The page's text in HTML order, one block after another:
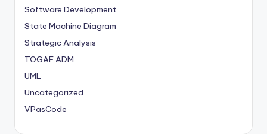
Software Development
State Machine Diagram
Strategic Analysis
TOGAF ADM
UML
Uncategorized
VPasCode